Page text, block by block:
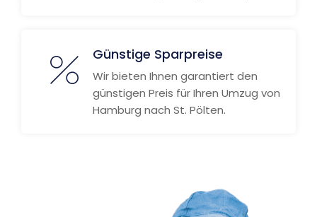
Günstige Sparpreise
Wir bieten Ihnen garantiert den
günstigen Preis für Ihren Umzug von
Hamburg nach St. Pölten.